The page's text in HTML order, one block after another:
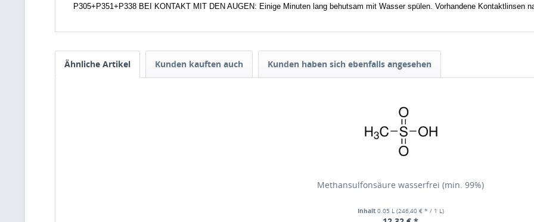
P305+P351+P338 BEI KONTAKT MIT DEN AUGEN: Einige Minuten lang behutsam mit Wasser spülen. Vorhandene Kontaktlinsen
Ähnliche Artikel Kunden kauften auch Kunden haben sich ebenfalls angesehen
Methansulfonsäure wasserfrei (min. 99%)
Inhalt 0.05 L (246,40 € * / 1 L)